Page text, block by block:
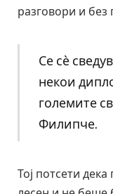
разговори и без
Се сѐ
некои
големите
Филипче.
Тој потсети